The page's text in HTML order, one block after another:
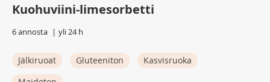
Kuohuviini-limesorbetti
6 annosta yli 24 h
Jälkiruoat Gluteeniton
Kasvisruoka